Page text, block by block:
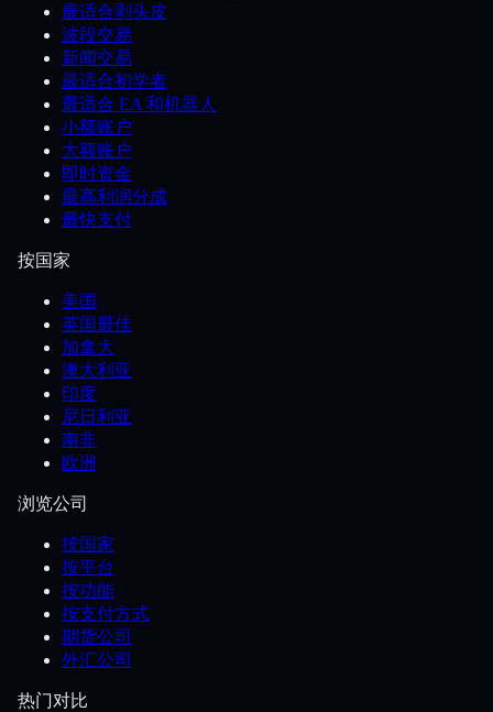
最适合剥头皮
波段交易
新闻交易
最适合初学者
最适合 EA 和机器人
小额账户
大额账户
即时资金
最高利润分成
最快支付
按国家
美国
英国最佳
加拿大
澳大利亚
印度
尼日利亚
南非
欧洲
浏览公司
按国家
按平台
按功能
按支付方式
期货公司
外汇公司
热门对比